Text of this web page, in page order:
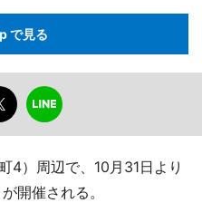
で見る
4）周辺で、10月31日より
開催される。